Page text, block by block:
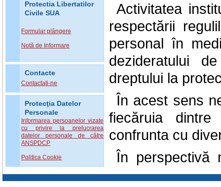
Protectia Libertatilor
Civile SUA
Formular plângere
Notă de Informare
Contacte
Contactaţi-ne
Protecţia Datelor
Personale
Informarea persoanelor vizate
cu privire la prelucrarea
datelor personale de către
ANSPDCP
Politica Cookie
Activitatea
respectării
personal în
dezideratului
dreptului la
În acest sens
fiecăruia
confrunta cu
În perspectivă
culturi a